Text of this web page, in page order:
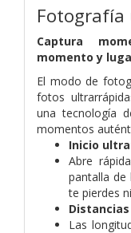
Fotografía
Captura
momento y
El modo de
fotos
una tecnología
momentos
Inicio
Abre
pantalla de
te pierdes
Las